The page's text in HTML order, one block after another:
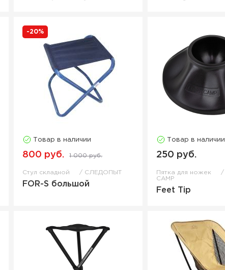
-20%
Товар в наличии
800 руб. 1 000 руб.
Стул складной СЛЕДОПЫТ
FOR-S большой
Товар в наличии
250 руб.
Пятка для ножек
CAMP
Feet Tip